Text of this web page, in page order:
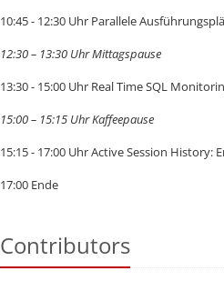
10:45 - 12:30 Uhr Parallele
12:30 – 13:30 Uhr Mittagspause
13:30 - 15:00 Uhr Real Time SQL
15:00 – 15:15 Uhr Kaffeepause
15:15 - 17:00 Uhr Active Session
17:00 Ende
Contributors